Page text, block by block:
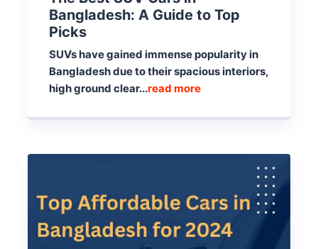
Bangladesh: A Guide to Top
Picks
SUVs have gained immense popularity in
Bangladesh due to their spacious interiors,
high ground clear...read more